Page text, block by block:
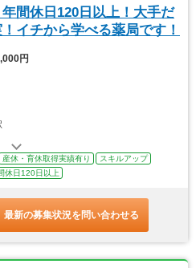
間休日120日以上！大手だ
イチから学べる薬局です！
円
産休・育休取得実績有り
スキルアップ
休日120日以上
最新の募集状況を問い合わせる